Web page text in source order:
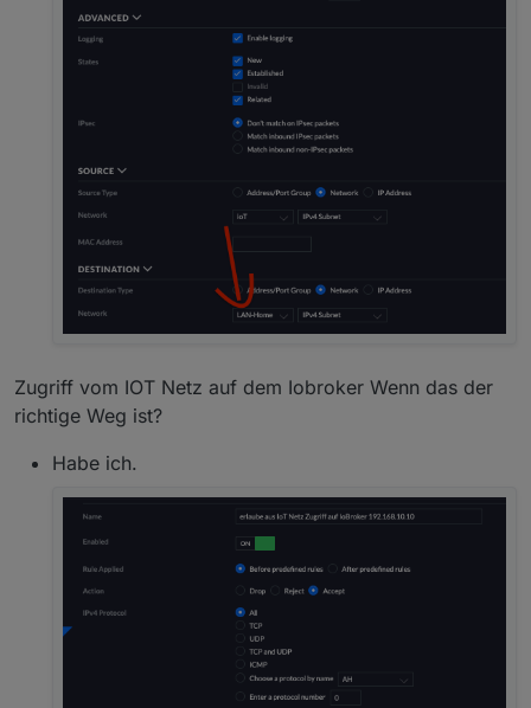
Zugriff vom IOT Netz auf dem Iobroker Wenn das der
richtige Weg ist?
Habe ich.